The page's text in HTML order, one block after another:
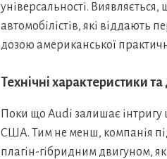
універсальності.
автомобілістів, які віддають
дозою американської
Технічні характеристики
Поки що Audi залишає інтригу
США. Тим не менш, компанія
плагін-гібридним двигуном,